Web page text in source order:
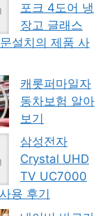
포크 4도어 냉
장고 글래스
설치의 제품 사
캐롯퍼마일자
동차보험 알아
보기
삼성전자
Crystal UHD
TV UC7000
용 후기